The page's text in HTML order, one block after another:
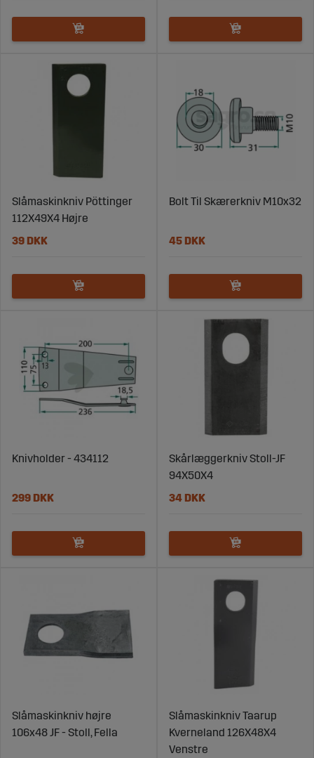
Slåmaskinkniv Pöttinger
112X49X4 Højre
39 DKK
Bolt Til Skærerkniv M10x32
45 DKK
Knivholder - 434112
299 DKK
Skårlæggerkniv Stoll-JF
94X50X4
34 DKK
Slåmaskinkniv højre
106x48 JF - Stoll, Fella
Slåmaskinkniv Taarup
Kverneland 126X48X4
Venstre